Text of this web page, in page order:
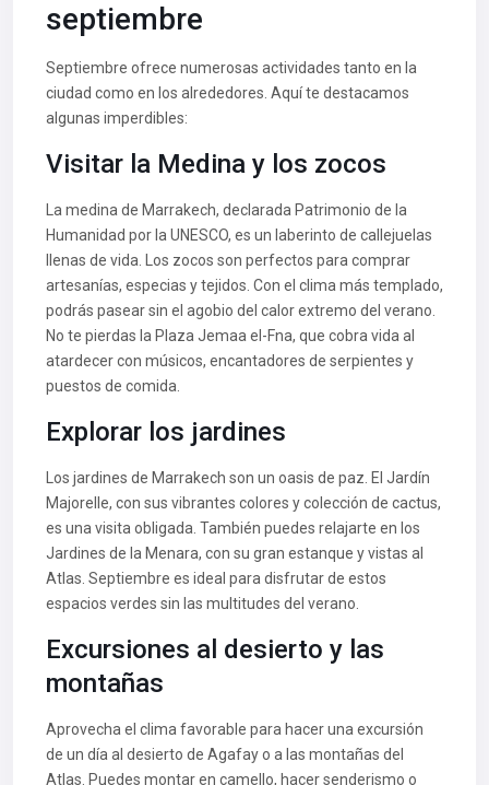
septiembre
Septiembre ofrece numerosas actividades tanto en la
ciudad como en los alrededores. Aquí te destacamos
algunas imperdibles:
Visitar la Medina y los zocos
La medina de Marrakech, declarada Patrimonio de la
Humanidad por la UNESCO, es un laberinto de callejuelas
llenas de vida. Los zocos son perfectos para comprar
artesanías, especias y tejidos. Con el clima más templado,
podrás pasear sin el agobio del calor extremo del verano.
No te pierdas la Plaza Jemaa el-Fna, que cobra vida al
atardecer con músicos, encantadores de serpientes y
puestos de comida.
Explorar los jardines
Los jardines de Marrakech son un oasis de paz. El Jardín
Majorelle, con sus vibrantes colores y colección de cactus,
es una visita obligada. También puedes relajarte en los
Jardines de la Menara, con su gran estanque y vistas al
Atlas. Septiembre es ideal para disfrutar de estos
espacios verdes sin las multitudes del verano.
Excursiones al desierto y las
montañas
Aprovecha el clima favorable para hacer una excursión
de un día al desierto de Agafay o a las montañas del
Atlas. Puedes montar en camello, hacer senderismo o